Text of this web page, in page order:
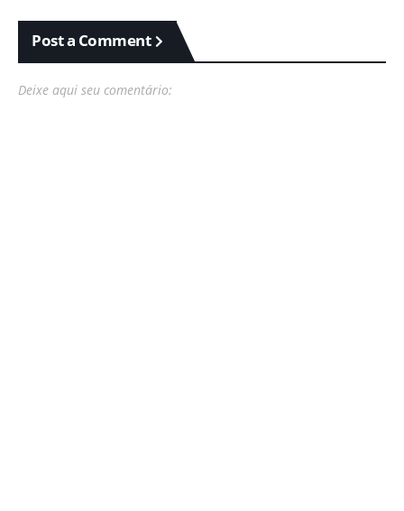
Post a Comment
Deixe aqui seu comentário: